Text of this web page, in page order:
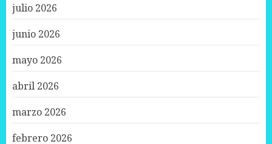
julio 2026
junio 2026
mayo 2026
abril 2026
marzo 2026
febrero 2026